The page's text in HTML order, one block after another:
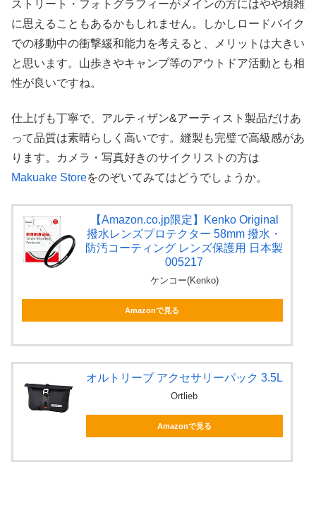
ストリート・フォトグラフィーがメインの方にはやや煩雑
に思えることもあるかもしれません。しかしロードバイク
での移動中の衝撃緩和能力を考えると、メリットは大きい
と思います。山歩きやキャンプ等のアウトドア活動とも相
性が良いですね。
仕上げも丁寧で、アルティザン&アーティスト製品だけあ
って品質は素晴らしく高いです。縫製も完璧で高級感があ
ります。カメラ・写真好きのサイクリストの方は
Makuake Storeをのぞいてみてはどうでしょうか。
【Amazon.co.jp限定】Kenko Original
撥水レンズプロテクター 58mm 撥水・
防汚コーティング レンズ保護用 日本製
005217
ケンコー(Kenko)
Amazonで見る
オルトリーブ アクセサリーパック 3.5L
Ortlieb
Amazonで見る